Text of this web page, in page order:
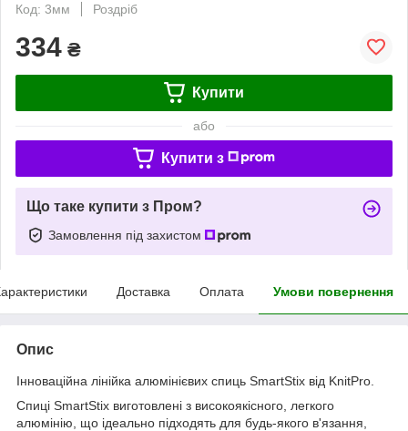
Код: 3мм
Роздріб
334 ₴
Купити
або
Купити з
Що таке купити з Пром?
Замовлення під захистом
Доставка Оплата Умови повернення
Опис
Інноваційна лінійка алюмінієвих спиць SmartStix від KnitPro.
Спиці SmartStix виготовлені з високоякісного, легкого
алюмінію, що ідеально підходять для будь-якого в'язання,